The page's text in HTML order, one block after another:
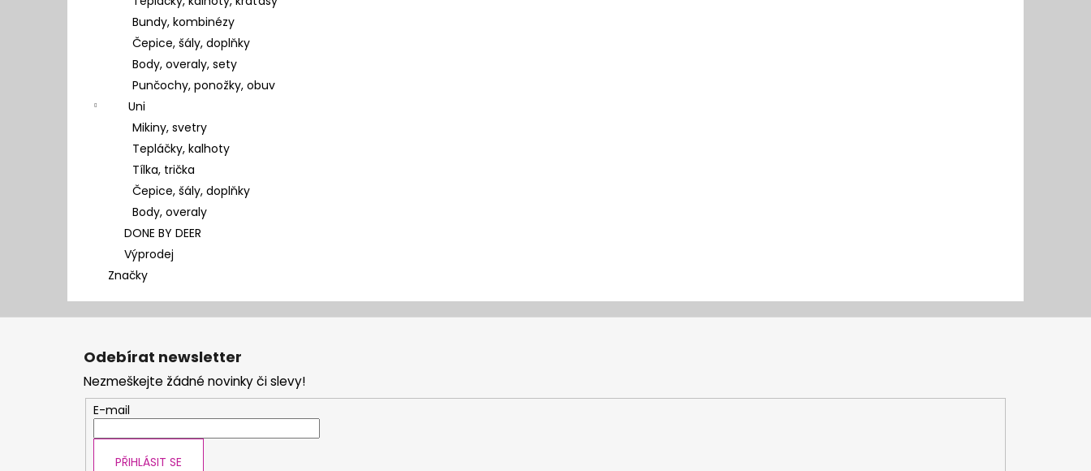
Bundy, kombinézy
Čepice, šály, doplňky
Body, overaly, sety
Punčochy, ponožky, obuv
Uni
Mikiny, svetry
Tepláčky, kalhoty
Tílka, trička
Čepice, šály, doplňky
Body, overaly
DONE BY DEER
Výprodej
Značky
Z
Odebírat newsletter
Nezmeškejte žádné novinky či slevy!
E-mail
PŘIHLÁSIT SE